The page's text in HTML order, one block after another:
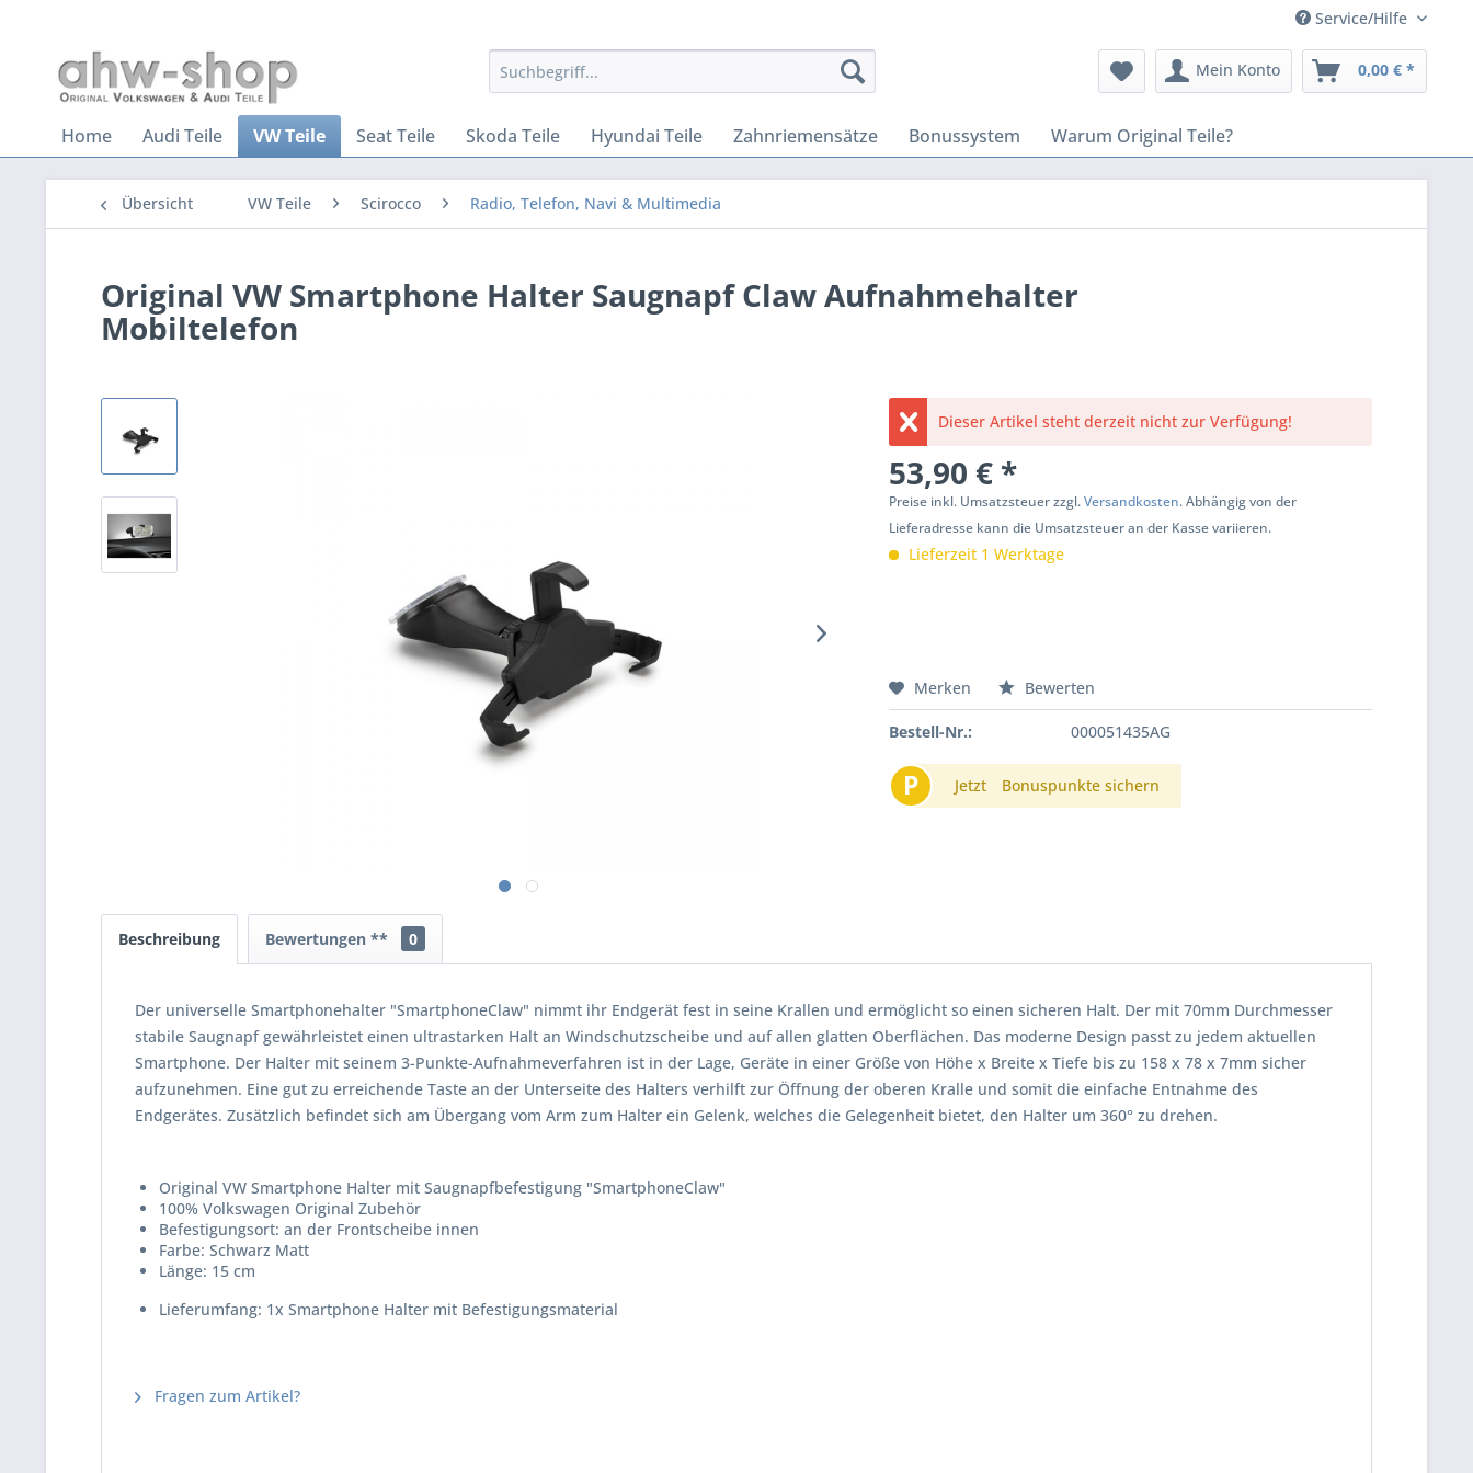
Service/Hilfe
Mein Konto 0,00 € *
Home Audi Teile VW Teile Seat Teile Skoda Teile Hyundai Teile Zahnriemensätze Bonussystem Warum Original Teile?
Übersicht VW Teile Scirocco Radio, Telefon, Navi & Multimedia
Original VW Smartphone Halter Saugnapf Claw Aufnahmehalter
Mobiltelefon
Dieser Artikel steht derzeit nicht zur Verfügung!
53,90 € *
Preise inkl. Umsatzsteuer zzgl.Versandkosten. Abhängig von der
Lieferadresse kann die Umsatzsteuer an der Kasse variieren.
Lieferzeit 1 Werktage
Merken Bewerten
Bestell-Nr.: 000051435AG
P Jetzt Bonuspunkte sichern
Beschreibung Bewertungen ** 0
Der universelle Smartphonehalter "SmartphoneClaw" nimmt ihr Endgerät fest in seine Krallen und ermöglicht so einen sicheren Halt. Der mit 70mm Durchmesser
stabile Saugnapf gewährleistet einen ultrastarken Halt an Windschutzscheibe und auf allen glatten Oberflächen. Das moderne Design passt zu jedem aktuellen
Smartphone. Der Halter mit seinem 3-Punkte-Aufnahmeverfahren ist in der Lage, Geräte in einer Größe von Höhe x Breite x Tiefe bis zu 158 x 78 x 7mm sicher
aufzunehmen. Eine gut zu erreichende Taste an der Unterseite des Halters verhilft zur Öffnung der oberen Kralle und somit die einfache Entnahme des
Endgerätes. Zusätzlich befindet sich am Übergang vom Arm zum Halter ein Gelenk, welches die Gelegenheit bietet, den Halter um 360° zu drehen.
Original VW Smartphone Halter mit Saugnapfbefestigung "SmartphoneClaw"
100% Volkswagen Original Zubehör
Befestigungsort: an der Frontscheibe innen
Farbe: Schwarz Matt
Länge: 15 cm
Lieferumfang: 1x Smartphone Halter mit Befestigungsmaterial
Fragen zum Artikel?